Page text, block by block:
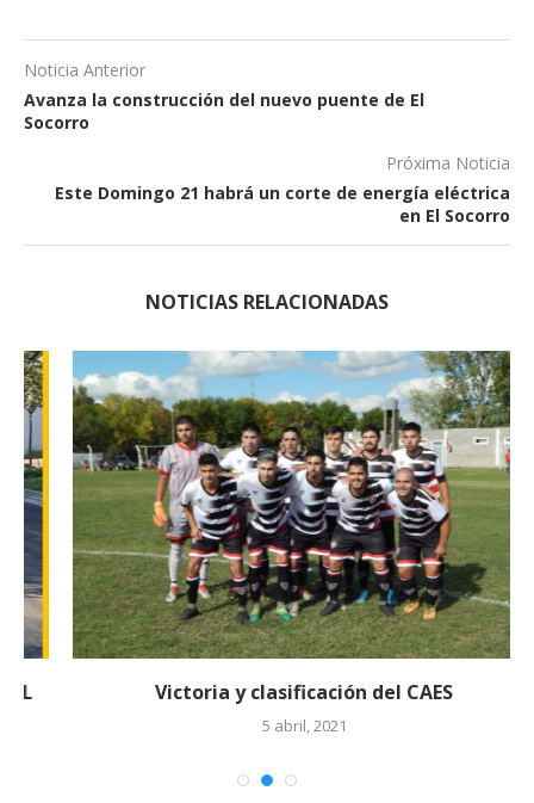
Noticia Anterior
Avanza la construcción del nuevo puente de El
Socorro
Próxima Noticia
Este Domingo 21 habrá un corte de energía eléctrica
en El Socorro
NOTICIAS RELACIONADAS
Victoria y clasificación del CAES
5 abril, 2021